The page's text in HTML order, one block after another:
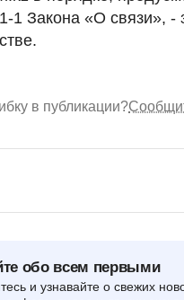
1 Закона «О связи», -
в публикации?
обо всем первыми
и узнавайте о свежих